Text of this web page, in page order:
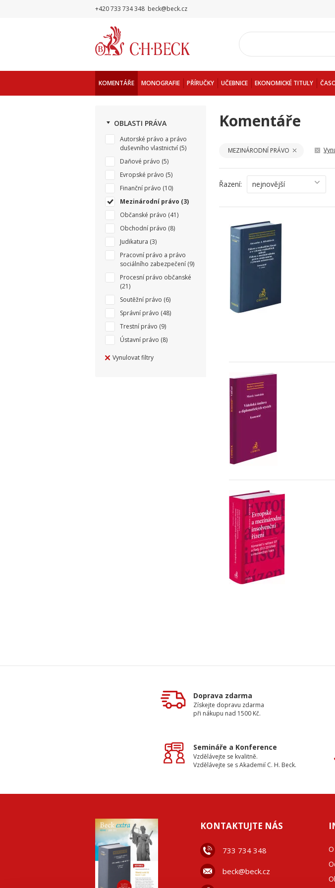
+420 733 734 348 beck@beck.cz
KOMENTÁŘE MONOGRAFIE PŘÍRUČKY UČEBNICE EKONOMICKÉ TITULY
OBLASTI PRÁVA
Autorské právo a právo
duševního vlastnictví (5)
Daňové právo (5)
Evropské právo (5)
Finanční právo (10)
Mezinárodní právo (3)
Občanské právo (41)
Obchodní právo (8)
Judikatura (3)
Pracovní právo a právo
sociálního zabezpečení (9)
Procesní právo občanské
(21)
Soutěžní právo (6)
Správní právo (48)
Trestní právo (9)
Ústavní právo (8)
Vynulovat filtry
Komentáře
MEZINÁRODNÍ PRÁVO
Řazení: nejnovější
Doprava zdarma
Získejte dopravu zdarma
při nákupu nad 1500 Kč.
Semináře a Konference
Vzdělávejte se kvalitně.
Vzdělávejte se s Akademií C. H. Beck.
KONTAKTUJTE NÁS
733 734 348
beck@beck.cz